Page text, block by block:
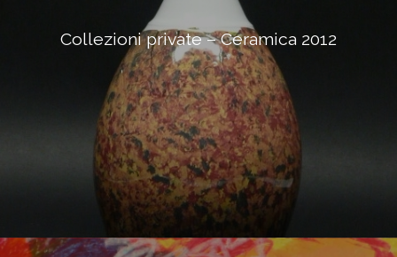
Collezioni private – Ceramica 2012